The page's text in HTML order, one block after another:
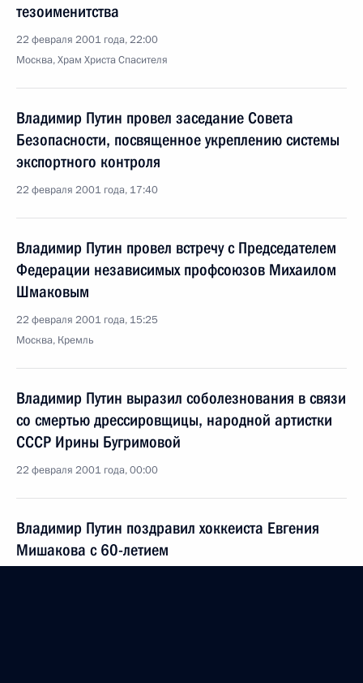
тезоименитства
22 февраля 2001 года, 22:00
Москва, Храм Христа Спасителя
Владимир Путин провел заседание Совета
Безопасности, посвященное укреплению системы
экспортного контроля
22 февраля 2001 года, 17:40
Владимир Путин провел встречу с Председателем
Федерации независимых профсоюзов Михаилом
Шмаковым
22 февраля 2001 года, 15:25
Москва, Кремль
Владимир Путин выразил соболезнования в связи
со смертью дрессировщицы, народной артистки
СССР Ирины Бугримовой
22 февраля 2001 года, 00:00
Владимир Путин поздравил хоккеиста Евгения
Мишакова с 60-летием